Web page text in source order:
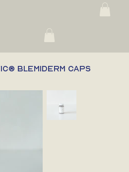
blemiderm caps